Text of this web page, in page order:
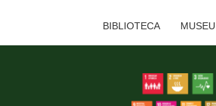
BIBLIOTECA MUSEU